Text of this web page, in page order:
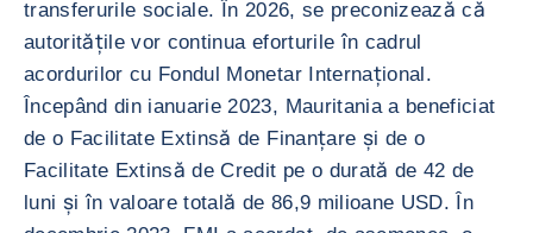
transferurile sociale. În 2026, se preconizează că
autoritățile vor continua eforturile în cadrul
acordurilor cu Fondul Monetar Internațional.
Începând din ianuarie 2023, Mauritania a beneficiat
de o Facilitate Extinsă de Finanțare și de o
Facilitate Extinsă de Credit pe o durată de 42 de
luni și în valoare totală de 86,9 milioane USD. În